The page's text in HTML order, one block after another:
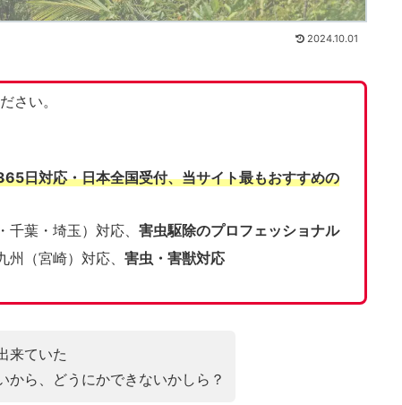
2024.10.01
さい。
日対応・日本全国受付、当サイト最もおすすめの
葉・埼玉）対応、 害虫駆除のプロフェッショナル
州（宮崎）対応、 害虫・害獣対応
来ていた
から、どうにかできないかしら？